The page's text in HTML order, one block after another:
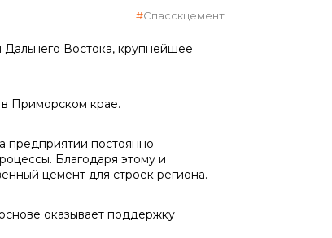
Спасскцемент
Дальнего Востока, крупнейшее
в Приморском крае.
предприятии постоянно
Благодаря этому и
цемент для строек региона.
оказывает поддержку